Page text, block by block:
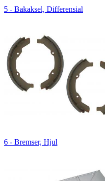
5 - Bakaksel, Differensial
6 - Bremser, Hjul